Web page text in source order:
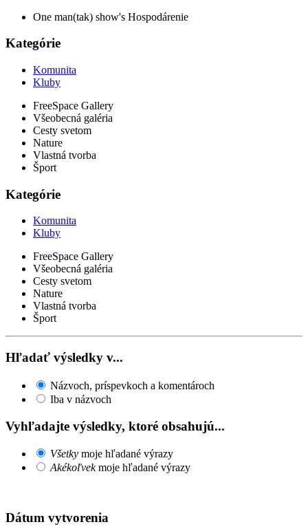
One man(tak) show's Hospodárenie
Kategórie
Komunita
Kluby
FreeSpace Gallery
Všeobecná galéria
Cesty svetom
Nature
Vlastná tvorba
Šport
Kategórie
Komunita
Kluby
FreeSpace Gallery
Všeobecná galéria
Cesty svetom
Nature
Vlastná tvorba
Šport
Hľadať výsledky v...
Názvoch, príspevkoch a komentároch
Iba v názvoch
Vyhľadajte výsledky, ktoré obsahujú...
Všetky moje hľadané výrazy
Akékoľvekmoje hľadané výrazy
Dátum vytvorenia